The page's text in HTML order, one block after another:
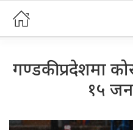
गण्डकी प्रदेशमा
१५